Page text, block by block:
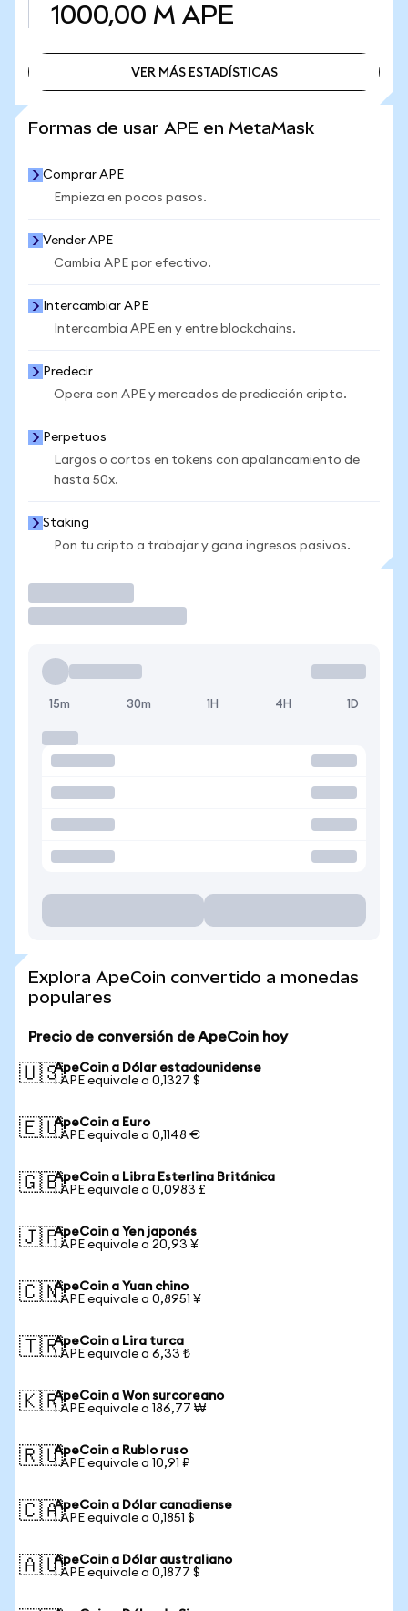
1000,00 M APE
VER MÁS ESTADÍSTICAS
Formas de usar APE en MetaMask
Comprar APE
Empieza en pocos pasos.
Vender APE
Cambia APE por efectivo.
Intercambiar APE
Intercambia APE en y entre blockchains.
Predecir
Opera con APE y mercados de predicción cripto.
Perpetuos
Largos o cortos en tokens con apalancamiento de
hasta 50x.
Staking
Pon tu cripto a trabajar y gana ingresos pasivos.
15m 30m 1H 4H 1D
Explora ApeCoin convertido a monedas
populares
Precio de conversión de ApeCoin hoy
🇺🇸ApeCoin a Dólar estadounidense
1 APE equivale a 0,1327 $
🇪🇺ApeCoin a Euro
1 APE equivale a 0,1148 €
🇬🇧ApeCoin a Libra Esterlina Británica
1 APE equivale a 0,0983 £
🇯🇵ApeCoin a Yen japonés
1 APE equivale a 20,93 ¥
🇨🇳ApeCoin a Yuan chino
1 APE equivale a 0,8951 ¥
🇹🇷ApeCoin a Lira turca
1 APE equivale a 6,33 ₺
🇰🇷ApeCoin a Won surcoreano
1 APE equivale a 186,77 ₩
🇷🇺ApeCoin a Rublo ruso
1 APE equivale a 10,91 ₽
🇨🇦ApeCoin a Dólar canadiense
1 APE equivale a 0,1851 $
🇦🇺ApeCoin a Dólar australiano
1 APE equivale a 0,1877 $